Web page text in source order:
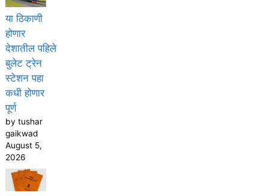
या ठिकाणी
होणार
देशातील पहिले
बुलेट ट्रेन
स्टेशन पहा
कधी होणार
पूर्ण
by tushar
gaikwad
August 5,
2026